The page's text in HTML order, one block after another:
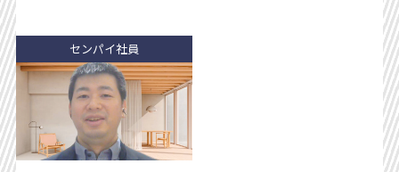
センパイ社員